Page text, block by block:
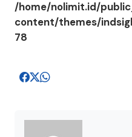
/home/nolimit.id/
content/themes/
78